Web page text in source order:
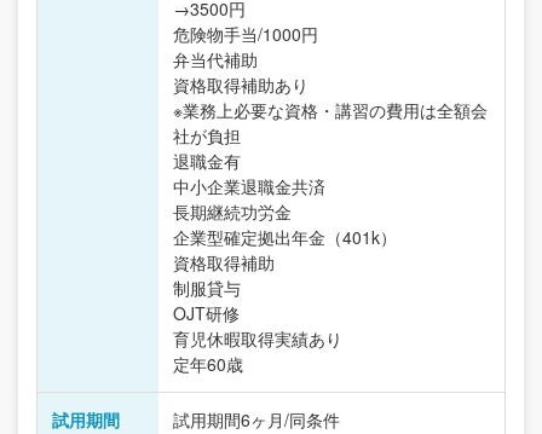
→3500円
危険物手当/1000円
弁当代補助
資格取得補助あり
※業務上必要な資格・講習の費用は全額会
社が負担
退職金有
中小企業退職金共済
長期継続功労金
企業型確定拠出年金（401k）
資格取得補助
制服貸与
OJT研修
育児休暇取得実績あり
定年60歳
試用期間 試用期間6ヶ月/同条件